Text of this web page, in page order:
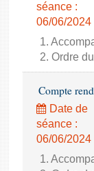
séance :
06/06/2024
1.
2. Ordre
Compte
Date de
séance :
06/06/2024
1.